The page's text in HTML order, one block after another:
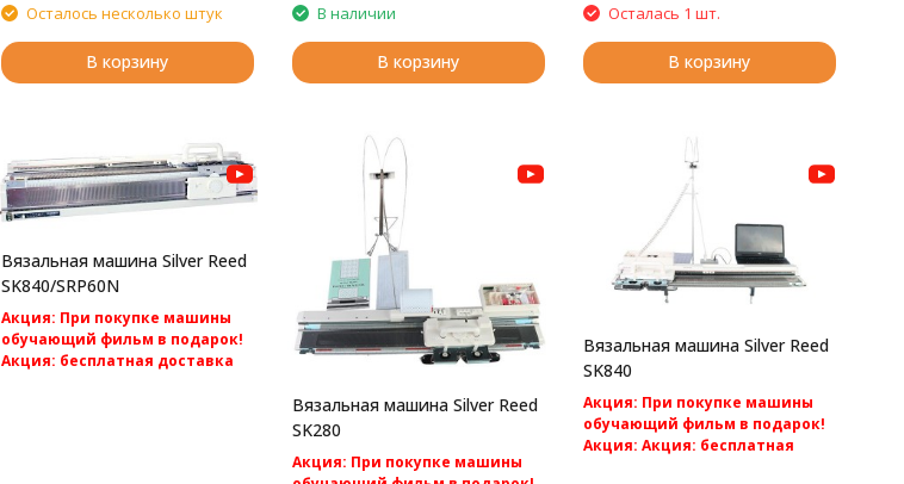
Осталось несколько штук
В корзину
В наличии
В корзину
Осталась 1 шт.
В корзину
Вязальная машина Silver Reed
SK840/SRP60N
Акция: При покупке машины
обучающий фильм в подарок!
Акция: бесплатная доставка
Вязальная машина Silver Reed
SK280
Акция: При покупке машины
Вязальная машина Silver Reed
SK840
Акция: При покупке машины
обучающий фильм в подарок!
Акция: Акция: бесплатная